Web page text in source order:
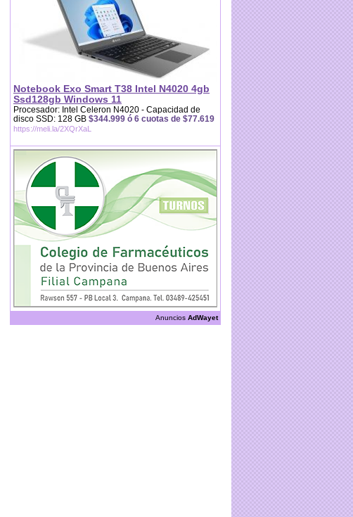
Notebook Exo Smart T38 Intel N4020 4gb
Ssd128gb Windows 11
Procesador: Intel Celeron N4020 - Capacidad de
disco SSD: 128 GB $344.999 ó 6 cuotas de $77.619
https://meli.la/2XQrXaL
Anuncios AdWayet